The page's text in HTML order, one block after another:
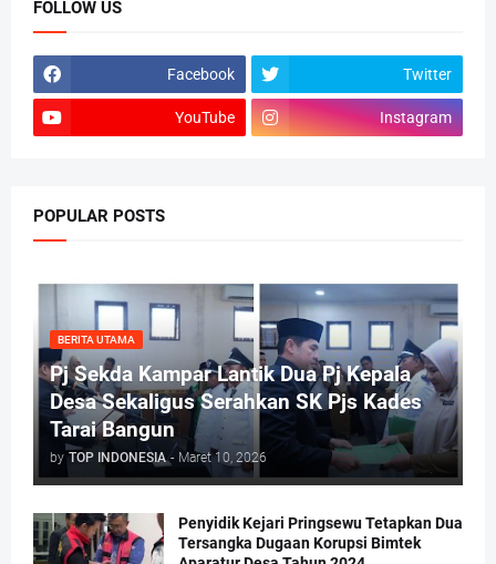
FOLLOW US
Facebook Twitter
YouTube Instagram
POPULAR POSTS
BERITA UTAMA
Pj Sekda Kampar Lantik Dua Pj Kepala
Desa Sekaligus Serahkan SK Pjs Kades
Tarai Bangun
by TOP INDONESIA - Maret 10, 2026
Penyidik Kejari Pringsewu Tetapkan Dua
Tersangka Dugaan Korupsi Bimtek